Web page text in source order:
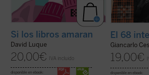
Si los libros amaran
David Luque
20,00€ IVA incluido
disponible en ebook:
El 68
Giancarlo
19,00€
disponible en ebook: